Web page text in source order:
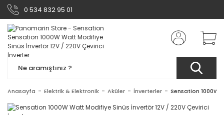
0 534 832 95 01
Anasayfa Elektrik & Elektronik Aküler İnverterler Sensation 1000W